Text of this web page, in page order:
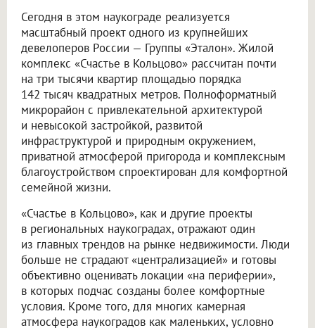
Сегодня в этом наукограде реализуется
масштабный проект одного из крупнейших
девелоперов России — Группы «Эталон». Жилой
комплекс «Счастье в Кольцово» рассчитан почти
на три тысячи квартир площадью порядка
142 тысяч квадратных метров. Полноформатный
микрорайон с привлекательной архитектурой
и невысокой застройкой, развитой
инфраструктурой и природным окружением,
приватной атмосферой пригорода и комплексным
благоустройством спроектирован для комфортной
семейной жизни.
«Счастье в Кольцово», как и другие проекты
в региональных наукоградах, отражают один
из главных трендов на рынке недвижимости. Люди
больше не страдают «централизацией» и готовы
объективно оценивать локации «на периферии»,
в которых подчас созданы более комфортные
условия. Кроме того, для многих камерная
атмосфера наукоградов как маленьких, условно